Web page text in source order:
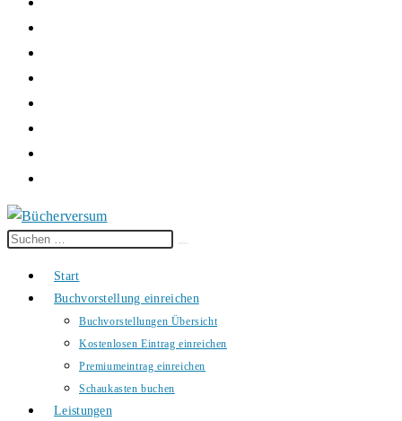
Diese
durchsuchen
Start
Buchvorstellung einreichen
Buchvorstellungen Übersicht
Kostenlosen Eintrag einreichen
Premiumeintrag einreichen
Schaukasten buchen
Leistungen